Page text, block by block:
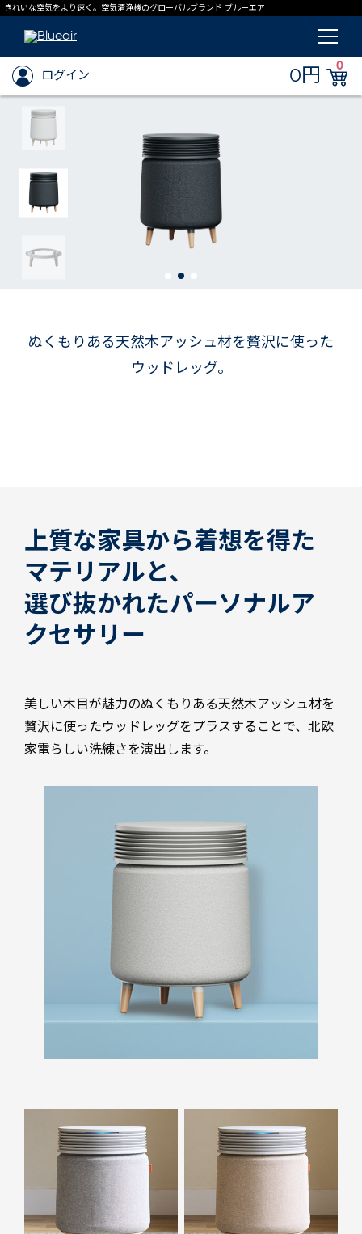
きれいな空気をより速く。空気清浄機のグローバルブランド ブルーエア
ログイン 0円
0
ぬくもりある天然木アッシュ材を贅沢に使った
ウッドレッグ。
上質な家具から着想を得た
マテリアルと、
選び抜かれたパーソナルア
クセサリー
美しい木目が魅力のぬくもりある天然木アッシュ材を
贅沢に使ったウッドレッグをプラスすることで、北欧
家電らしい洗練さを演出します。